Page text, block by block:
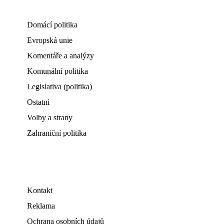
Domácí politika
Evropská unie
Komentáře a analýzy
Komunální politika
Legislativa (politika)
Ostatní
Volby a strany
Zahraniční politika
Kontakt
Reklama
Ochrana osobních údajů